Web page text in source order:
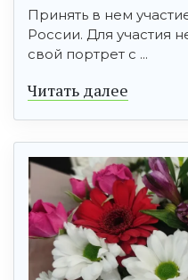
Принять в нем
России. Для участия
свой портрет с ...
Читать далее